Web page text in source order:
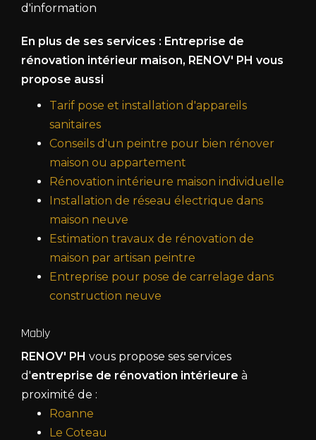
d'information
En plus de ses services : Entreprise de
rénovation intérieur maison, RENOV' PH vous
propose aussi
Tarif pose et installation d'appareils
sanitaires
Conseils d'un peintre pour bien rénover
maison ou appartement
Rénovation intérieure maison individuelle
Installation de réseau électrique dans
maison neuve
Estimation travaux de rénovation de
maison par artisan peintre
Entreprise pour pose de carrelage dans
construction neuve
Mably
RENOV' PH vous propose ses services
d'entreprise de rénovation intérieure à
proximité de :
Roanne
Le Coteau